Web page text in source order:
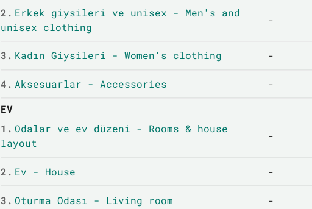
2. Erkek giysileri ve unisex - Men's and
unisex clothing
-
3. Kadın Giysileri - Women's clothing -
4. Aksesuarlar - Accessories -
EV
1. Odalar ve ev düzeni - Rooms & house
layout
-
2. Ev - House -
3. Oturma Odası - Living room -